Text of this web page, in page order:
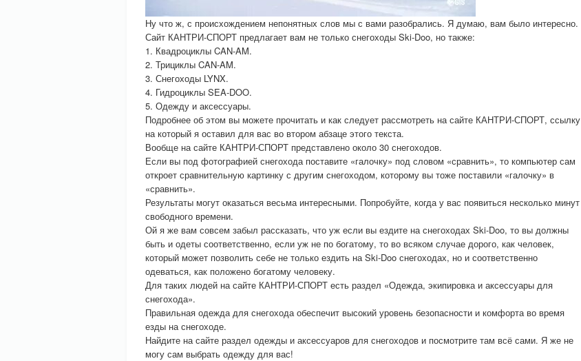
Ну что ж, с происхождением непонятных слов мы с вами разобрались. Я думаю, вам было интересно.
Сайт КАНТРИ-СПОРТ предлагает вам не только снегоходы Ski-Doo, но также:
1. Квадроциклы CAN-AM.
2. Трициклы CAN-AM.
3. Снегоходы LYNX.
4. Гидроциклы SEA-DOO.
5. Одежду и аксессуары.
Подробнее об этом вы можете прочитать и как следует рассмотреть на сайте КАНТРИ-СПОРТ, ссылку
на который я оставил для вас во втором абзаце этого текста.
Вообще на сайте КАНТРИ-СПОРТ представлено около 30 снегоходов.
Если вы под фотографией снегохода поставите «галочку» под словом «сравнить», то компьютер сам
откроет сравнительную картинку с другим снегоходом, которому вы тоже поставили «галочку» в
«сравнить».
Результаты могут оказаться весьма интересными. Попробуйте, когда у вас появиться несколько минут
свободного времени.
Ой я же вам совсем забыл рассказать, что уж если вы ездите на снегоходах Ski-Doo, то вы должны
быть и одеты соответственно, если уж не по богатому, то во всяком случае дорого, как человек,
который может позволить себе не только ездить на Ski-Doo снегоходах, но и соответственно
одеваться, как положено богатому человеку.
Для таких людей на сайте КАНТРИ-СПОРТ есть раздел «Одежда, экипировка и аксессуары для
снегохода».
Правильная одежда для снегохода обеспечит высокий уровень безопасности и комфорта во время
езды на снегоходе.
Найдите на сайте раздел одежды и аксессуаров для снегоходов и посмотрите там всё сами. Я же не
могу сам выбрать одежду для вас!